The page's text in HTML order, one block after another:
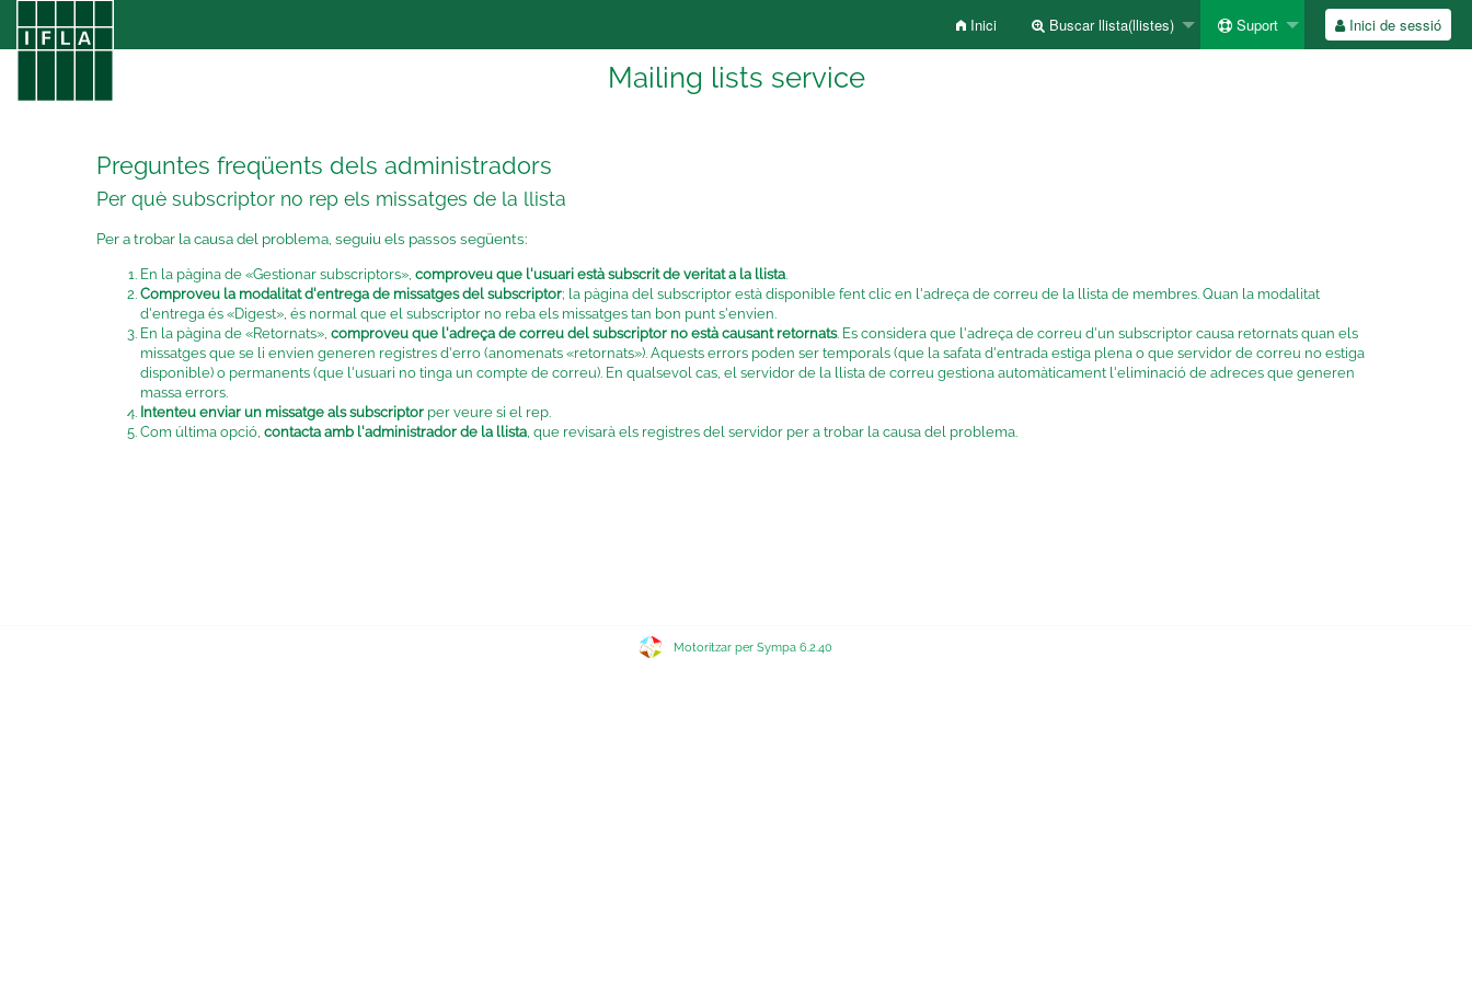
Inici Buscar llista(llistes) Suport Inici de sessió
Mailing lists service
Preguntes freqüents dels administradors
Per què subscriptor no rep els missatges de la llista
Per a trobar la causa del problema, seguiu els passos següents:
En la pàgina de «Gestionar subscriptors», comproveu que l'usuari està subscrit de veritat a la llista.
Comproveu la modalitat d'entrega de missatges del subscriptor; la pàgina del subscriptor està disponible fent clic en l'adreça de correu de la llista de membres. Quan la modalitat
d'entrega és «Digest», és normal que el subscriptor no reba els missatges tan bon punt s'envien.
En la pàgina de «Retornats», comproveu que l'adreça de correu del subscriptor no està causant retornats. Es considera que l'adreça de correu d'un subscriptor causa retornats quan els
missatges que se li envien generen registres d'erro (anomenats «retornats»). Aquests errors poden ser temporals (que la safata d'entrada estiga plena o que servidor de correu no estiga
disponible) o permanents (que l'usuari no tinga un compte de correu). En qualsevol cas, el servidor de la llista de correu gestiona automàticament l'eliminació de adreces que generen
massa errors.
Intenteu enviar un missatge als subscriptor per veure si el rep.
Com última opció, contacta amb l'administrador de la llista, que revisarà els registres del servidor per a trobar la causa del problema.
Motoritzar per Sympa 6.2.40